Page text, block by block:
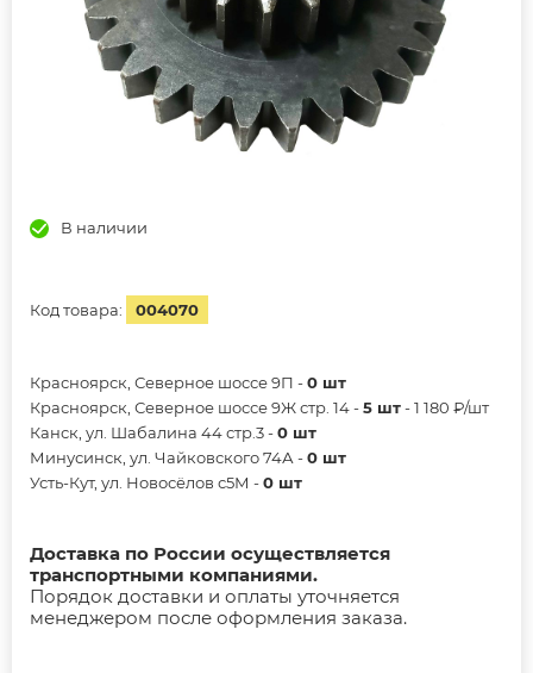
В наличии
Код товара: 004070
Красноярск, Северное шоссе 9П -0 шт
Красноярск, Северное шоссе 9Ж стр. 14 -5 шт- 1 180 ₽/шт
Канск, ул. Шабалина 44 стр.3 -0 шт
Минусинск, ул. Чайковского 74А -0 шт
Усть-Кут, ул. Новосёлов с5М -0 шт
Доставка по России осуществляется
транспортными компаниями.
Порядок доставки и оплаты уточняется
менеджером после оформления заказа.